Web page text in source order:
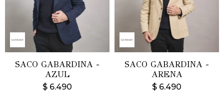
SACO GABARDINA -
AZUL
$ 6.490
SACO GABARDINA -
ARENA
$ 6.490